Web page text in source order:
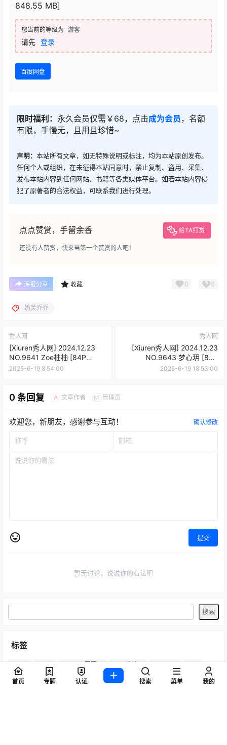
848.55 MB]
您当前的等级为 游客
请先 登录
百度网盘
限时福利： 永久会员仅需￥68，点击成为会员，名额
有限，手慢无，且用且珍惜~
声明： 本站所有文章，如无特殊说明或标注，均为本站原创发布。
任何个人或组织，在未征得本站同意时，禁止复制、盗用、采集、
发布本站内容到任何网站、书籍等各类媒体平台。如若本站内容侵
犯了原著者的合法权益，可联系我们进行处理。
点点赞赏，手留余香 给TA打赏
还没有人赞赏，快来当第一个赞赏的人吧！
海报分享 收藏 0 0
奶芙乔乔
秀人网
[Xiuren秀人网] 2024.12.23
NO.9641 Zoe柚柚 [84P
836.14 MB]
2025-6-19 8:54:00
秀人网
[Xiuren秀人网] 2024.12.23
NO.9643 梦心玥 [86P
760.58 MB]
2025-6-19 18:53:00
0 条回复 A 文章作者 M 管理员
欢迎您，新朋友，感谢参与互动！ 确认修改
提交
暂无讨论，说说你的看法吧
标签
Byoru Natsuko夏夏子
yiko湿润兔
yuuhui玉汇 ZinieQ 丽柜 写真模特
咬一口兔娘
首页 专题 认证 搜索 菜单 我的